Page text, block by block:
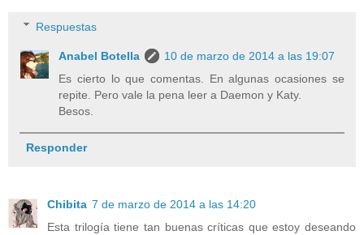
Respuestas
Anabel Botella
10 de marzo de 2014 a las 19:07
Es cierto lo que comentas. En algunas ocasiones se
repite. Pero vale la pena leer a Daemon y Katy.
Besos.
Responder
Chibita 7 de marzo de 2014 a las 14:20
Esta trilogía tiene tan buenas críticas que estoy deseando